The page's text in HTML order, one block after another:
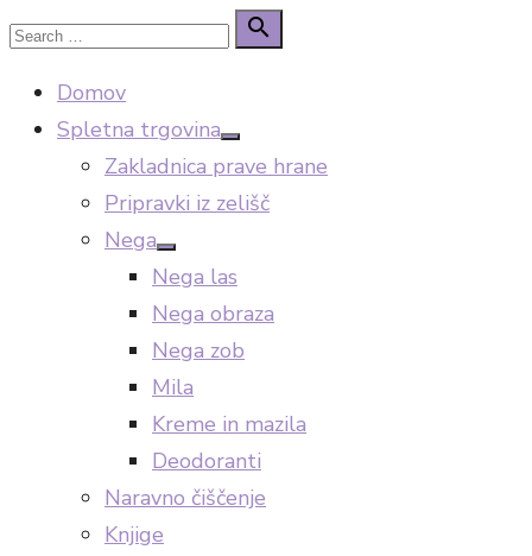
Skip
content
Search

Search
Domov
Spletna trgovina
Show
sub
menu
Zakladnica prave hrane
Pripravki iz zelišč
Nega
Show
sub
menu
Nega las
Nega obraza
Nega zob
Mila
Kreme in mazila
Deodoranti
Naravno čiščenje
Knjige